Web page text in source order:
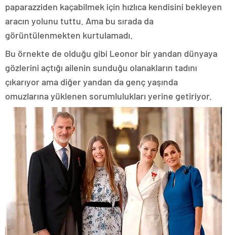
paparazziden kaçabilmek için hızlıca kendisini bekleyen
aracın yolunu tuttu. Ama bu sırada da
görüntülenmekten kurtulamadı.
Bu örnekte de olduğu gibi Leonor bir yandan dünyaya
gözlerini açtığı ailenin sunduğu olanakların tadını
çıkarıyor ama diğer yandan da genç yaşında
omuzlarına yüklenen sorumlulukları yerine getiriyor.